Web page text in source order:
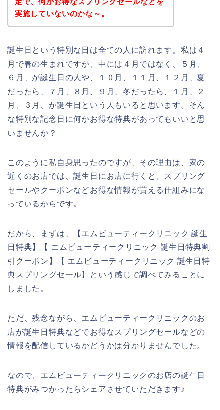
定で、何かお得なスプリングセールなどを
実施していないのかな～。
誕生日という特別な日は全ての人に訪れます。私は４
月で春の生まれですが、中には４月ではなく、５月、
６月、が誕生日の人や、１０月、１１月、１２月、夏
だったら、７月、８月、９月、冬だったら、１月、２
月、３月、が誕生日という人もいると思います。そん
な特別な記念日に何かお得な特典があってもいいと思
いませんか？
このように私自身思ったのですが、その理由は、家の
近くのお店では、誕生日にお店に行くと、スプリング
セールやクーポンなどお得な情報が貰える仕組みにな
っているからです。
だから、まずは、【エムビューティークリニック 誕生
日特典】【 エムビューティークリニック 誕生日特典割
引クーポン】【 エムビューティークリニック 誕生日特
典スプリングセール】という感じで調べてみることに
しました。
ただ、残念ながら、エムビューティークリニックのお
店が誕生日特典などでお得なスプリングセールなどの
情報を配信しているかどうかは分かりませんでした。
なので、エムビューティークリニックのお店の誕生日
特典がみつかったらシェアさせていただきます♪